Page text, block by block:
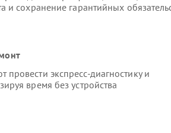
и сохранение гарантийных
экспресс-диагностику и
время без устройства